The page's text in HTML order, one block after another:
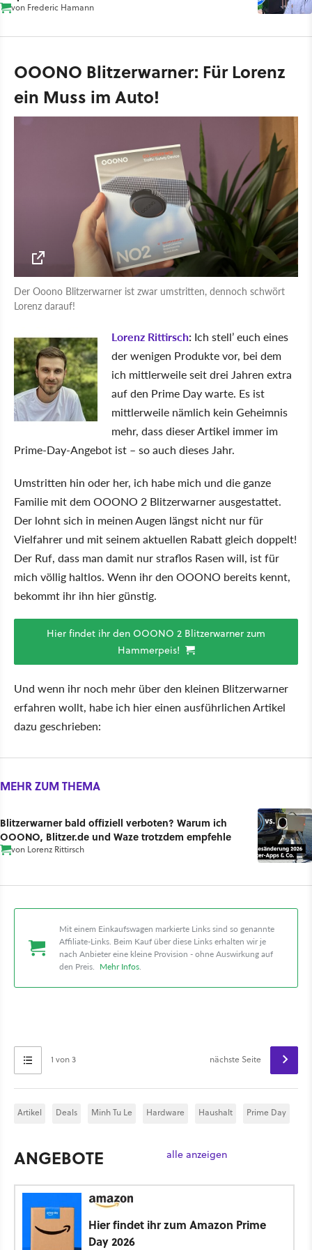
von Frederic Hamann
OOONO Blitzerwarner: Für Lorenz
ein Muss im Auto!
Der Ooono Blitzerwarner ist zwar umstritten, dennoch schwört
Lorenz darauf!
Lorenz Rittirsch: Ich stell’ euch eines
der wenigen Produkte vor, bei dem
ich mittlerweile seit drei Jahren extra
auf den Prime Day warte. Es ist
mittlerweile nämlich kein Geheimnis
mehr, dass dieser Artikel immer im
Prime-Day-Angebot ist – so auch dieses Jahr.
Umstritten hin oder her, ich habe mich und die ganze
Familie mit dem OOONO 2 Blitzerwarner ausgestattet.
Der lohnt sich in meinen Augen längst nicht nur für
Vielfahrer und mit seinem aktuellen Rabatt gleich doppelt!
Der Ruf, dass man damit nur straflos Rasen will, ist für
mich völlig haltlos. Wenn ihr den OOONO bereits kennt,
bekommt ihr ihn hier günstig.
Hier findet ihr den OOONO 2 Blitzerwarner zum
Hammerpeis!
Und wenn ihr noch mehr über den kleinen Blitzerwarner
erfahren wollt, habe ich hier einen ausführlichen Artikel
dazu geschrieben:
MEHR ZUM THEMA
Blitzerwarner bald offiziell verboten? Warum ich
OOONO, Blitzer.de und Waze trotzdem empfehle
von Lorenz Rittirsch
Mit einem Einkaufswagen markierte Links sind so genannte
Affiliate-Links. Beim Kauf über diese Links erhalten wir je
nach Anbieter eine kleine Provision - ohne Auswirkung auf
den Preis. Mehr Infos.
1 von 3 nächste Seite
Artikel Deals Minh Tu Le Hardware Haushalt Prime Day
ANGEBOTE alle anzeigen
Hier findet ihr zum Amazon Prime
Day 2026